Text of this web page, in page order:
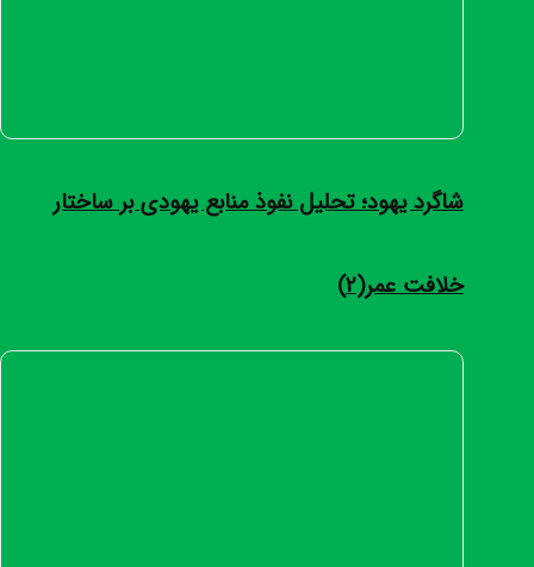
شاگرد یهود؛ تحلیل نفوذ منابع یهودی بر ساختار
خلافت عمر(2)